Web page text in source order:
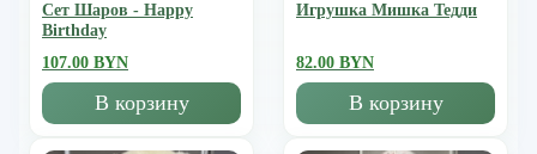
Сет Шаров - Happy
Birthday
107.00 BYN
В корзину
Игрушка Мишка Тедди
82.00 BYN
В корзину